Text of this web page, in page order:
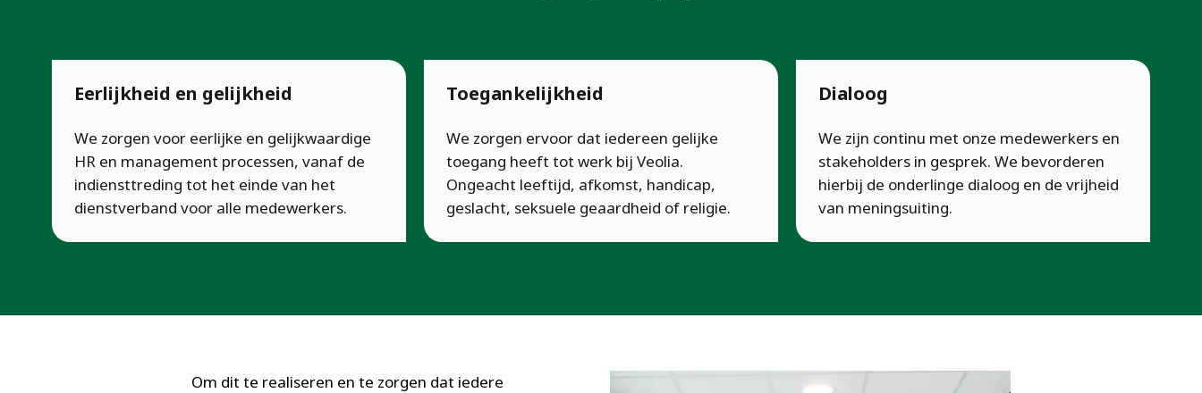
Eerlijkheid en gelijkheid
We zorgen voor eerlijke en gelijkwaardige
HR en management processen, vanaf de
indiensttreding tot het einde van het
dienstverband voor alle medewerkers.
Toegankelijkheid
We zorgen ervoor dat iedereen gelijke
toegang heeft tot werk bij Veolia.
Ongeacht leeftijd, afkomst, handicap,
geslacht, seksuele geaardheid of religie.
Dialoog
We zijn continu met onze medewerkers en
stakeholders in gesprek. We bevorderen
hierbij de onderlinge dialoog en de vrijheid
van meningsuiting.
Om dit te realiseren en te zorgen dat iedere